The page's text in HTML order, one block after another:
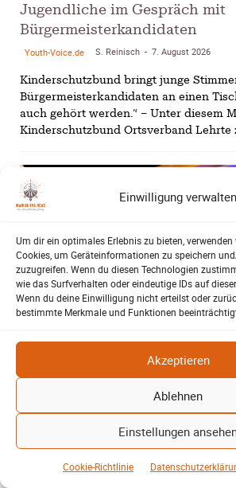
Einwilligung verwalten
Um dir ein optimales Erlebnis zu bieten,
Cookies, um Geräteinformationen zu speichern
zuzugreifen. Wenn du diesen Technologien
wie das Surfverhalten oder eindeutige IDs auf
Wenn du deine Einwilligung nicht erteilst oder
bestimmte Merkmale und Funktionen
Akzeptieren
Ablehnen
Einstellungen
Cookie-Richtlinie
Jugendliche im Gespräch mit
Bürgermeisterkandidaten
Youth-Voice.de S. Reinisch - 7. August 2026
Kinderschutzbund bringt junge
Bürgermeisterkandidaten an einen
auch gehört werden.“ – Unter diesem
Kinderschutzbund Ortsverband Lehrte